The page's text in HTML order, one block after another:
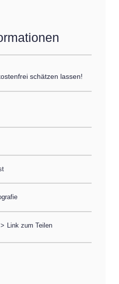
schätzen lassen!
> Link zum Teilen